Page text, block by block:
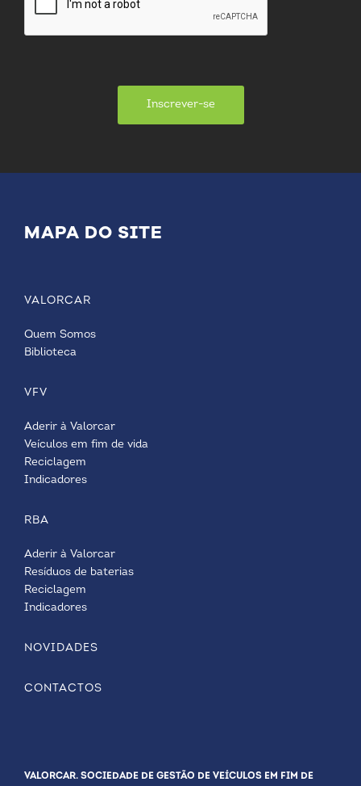
Inscrever-se
MAPA DO SITE
VALORCAR
Quem Somos
Biblioteca
VFV
Aderir à Valorcar
Veículos em fim de vida
Reciclagem
Indicadores
RBA
Aderir à Valorcar
Resíduos de baterias
Reciclagem
Indicadores
NOVIDADES
CONTACTOS
VALORCAR. SOCIEDADE DE GESTÃO DE VEÍCULOS EM FIM DE